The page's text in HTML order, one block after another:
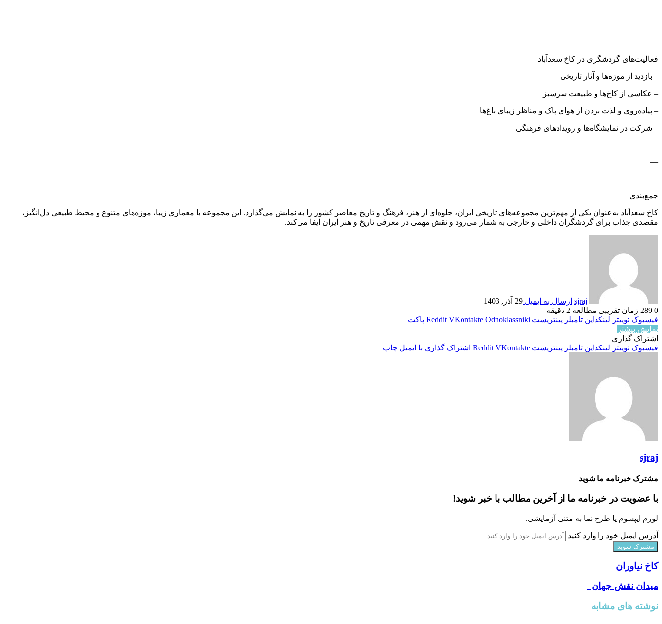
—
فعالیت‌های گردشگری در کاخ سعدآباد
– بازدید از موزه‌ها و آثار تاریخی
– عکاسی از کاخ‌ها و طبیعت سرسبز
– پیاده‌روی و لذت بردن از هوای پاک و مناظر زیبای باغ‌ها
– شرکت در نمایشگاه‌ها و رویدادهای فرهنگی
—
جمع‌بندی
کاخ سعدآباد به‌عنوان یکی از مهم‌ترین مجموعه‌های تاریخی ایران، جلوه‌ای از هنر، فرهنگ و تاریخ معاصر کشور را به نمایش می‌گذارد. این مجموعه با معماری زیبا، موزه‌های متنوع و محیط طبیعی دل‌انگیز،
مقصدی جذاب برای گردشگران داخلی و خارجی به شمار می‌رود و نقش مهمی در معرفی تاریخ و هنر ایران ایفا می‌کند.
sjraj ارسال به ایمیل 29 آذر, 1403
0
زمان تقریبی مطالعه 2 دقیقه
فیسبوک توییتر لینکداین تامبلر پینتریست Reddit VKontakte Odnoklassniki
پاکت
نمایش بیشتر
اشتراک گذاری
فیسبوک توییتر لینکداین تامبلر پینتریست Reddit VKontakte اشتراک گذاری با ایمیل چاپ
sjraj
مشترک خبرنامه ما شوید
با عضویت در خبرنامه ما از آخرین مطالب با خبر شوید!
لورم ایپسوم یا طرح‌ نما به متنی آزمایشی.
آدرس ایمیل خود را وارد کنید
کاخ نیاوران
میدان نقش جهان
نوشته های مشابه